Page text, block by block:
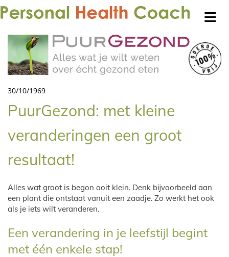
30/10/1969
PuurGezond: met kleine
veranderingen een groot
resultaat!
Alles wat groot is begon ooit klein. Denk bijvoorbeeld aan
een plant die ontstaat vanuit een zaadje. Zo werkt het ook
als je iets wilt veranderen.
Een verandering in je leefstijl begint
met één enkele stap!